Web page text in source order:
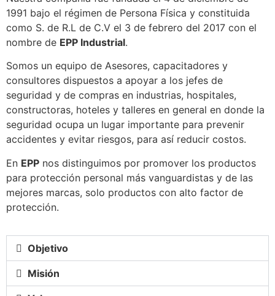
1991 bajo el régimen de Persona Física y constituida
como S. de R.L de C.V el 3 de febrero del 2017 con el
nombre de EPP Industrial.
Somos un equipo de Asesores, capacitadores y
consultores dispuestos a apoyar a los jefes de
seguridad y de compras en industrias, hospitales,
constructoras, hoteles y talleres en general en donde la
seguridad ocupa un lugar importante para prevenir
accidentes y evitar riesgos, para así reducir costos.
En EPP nos distinguimos por promover los productos
para protección personal más vanguardistas y de las
mejores marcas, solo productos con alto factor de
protección.
Objetivo
Misión